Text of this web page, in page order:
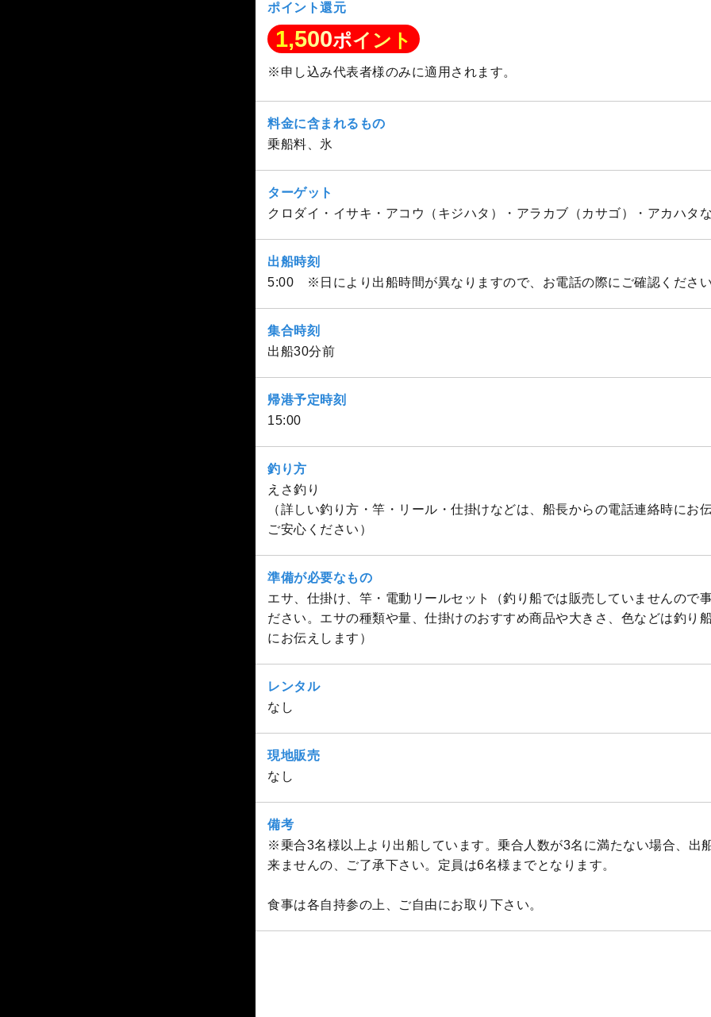
ポイント還元
1,500ポイント
※申し込み代表者様のみに適用されます。
料金に含まれるもの
乗船料、氷
ターゲット
クロダイ・イサキ・アコウ（キジハタ）・アラカブ（カサゴ）・アカハタ
出船時刻
5:00 ※日により出船時間が異なりますので、お電話の際にご確認ください
集合時刻
出船30分前
帰港予定時刻
15:00
釣り方
えさ釣り
（詳しい釣り方・竿・リール・仕掛けなどは、船長からの電話連絡時にお
ご安心ください）
準備が必要なもの
エサ、仕掛け、竿・電動リールセット（釣り船では販売していませんので
ださい。エサの種類や量、仕掛けのおすすめ商品や大きさ、色などは釣り
にお伝えします）
レンタル
なし
現地販売
なし
備考
※乗合3名様以上より出船しています。乗合人数が3名に満たない場合、出
来ませんの、ご了承下さい。定員は6名様までとなります。
食事は各自持参の上、ご自由にお取り下さい。